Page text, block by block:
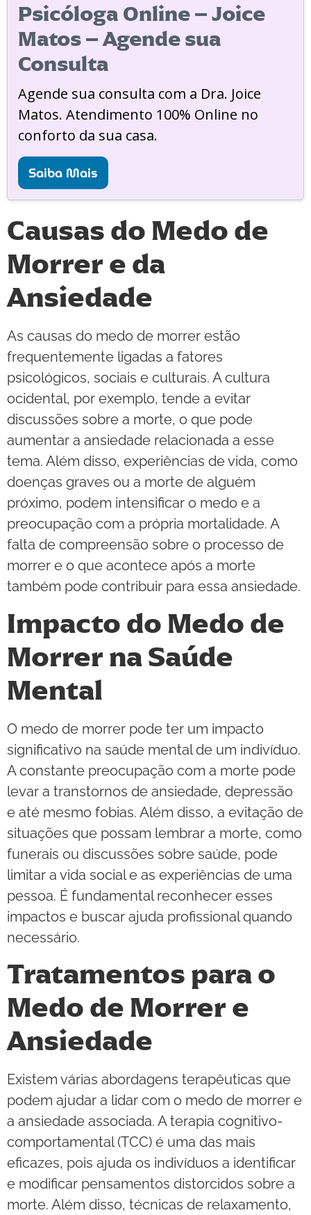
Psicóloga Online – Joice
Matos – Agende sua
Consulta
Agende sua consulta com a Dra. Joice
Matos. Atendimento 100% Online no
conforto da sua casa.
Saiba Mais
Causas do Medo de
Morrer e da
Ansiedade
As causas do medo de morrer estão
frequentemente ligadas a fatores
psicológicos, sociais e culturais. A cultura
ocidental, por exemplo, tende a evitar
discussões sobre a morte, o que pode
aumentar a ansiedade relacionada a esse
tema. Além disso, experiências de vida, como
doenças graves ou a morte de alguém
próximo, podem intensificar o medo e a
preocupação com a própria mortalidade. A
falta de compreensão sobre o processo de
morrer e o que acontece após a morte
também pode contribuir para essa ansiedade.
Impacto do Medo de
Morrer na Saúde
Mental
O medo de morrer pode ter um impacto
significativo na saúde mental de um indivíduo.
A constante preocupação com a morte pode
levar a transtornos de ansiedade, depressão
e até mesmo fobias. Além disso, a evitação de
situações que possam lembrar a morte, como
funerais ou discussões sobre saúde, pode
limitar a vida social e as experiências de uma
pessoa. É fundamental reconhecer esses
impactos e buscar ajuda profissional quando
necessário.
Tratamentos para o
Medo de Morrer e
Ansiedade
Existem várias abordagens terapêuticas que
podem ajudar a lidar com o medo de morrer e
a ansiedade associada. A terapia cognitivo-
comportamental (TCC) é uma das mais
eficazes, pois ajuda os indivíduos a identificar
e modificar pensamentos distorcidos sobre a
morte. Além disso, técnicas de relaxamento,